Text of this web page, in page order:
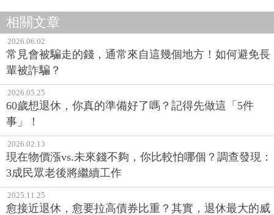
相關文章
2026.06.02
常見會被騙走的錢，通常來自這幾個地方！如何避免長
輩被詐騙？
2026.05.25
60歲想退休，你真的準備好了嗎？記得先做這「5件
事」！
2026.02.13
現在物價漲vs.未來錢不夠，你比較怕哪個？調查發現：
3成民眾老後將繼續工作
2025.11.25
愈接近退休，愈要拉高債券比重？其實，退休最大的威